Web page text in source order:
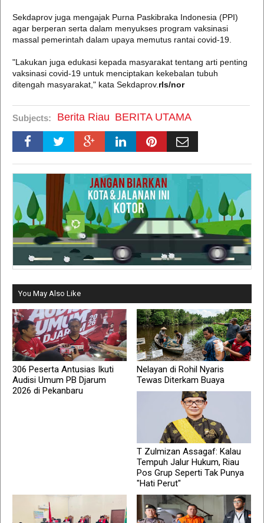
Sekdaprov juga mengajak Purna Paskibraka Indonesia (PPI)
agar berperan serta dalam menyukses program vaksinasi
massal pemerintah dalam upaya memutus rantai covid-19.
"Lakukan juga edukasi kepada masyarakat tentang arti penting
vaksinasi covid-19 untuk menciptakan kekebalan tubuh
ditengah masyarakat," kata Sekdaprov. rls/nor
Subjects: Berita Riau BERITA UTAMA
You May Also Like
306 Peserta Antusias Ikuti
Audisi Umum PB Djarum
2026 di Pekanbaru
Nelayan di Rohil Nyaris
Tewas Diterkam Buaya
T Zulmizan Assagaf: Kalau
Tempuh Jalur Hukum, Riau
Pos Grup Seperti Tak Punya
"Hati Perut"